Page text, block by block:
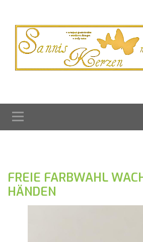
FREIE FARBWAHL
HÄNDEN